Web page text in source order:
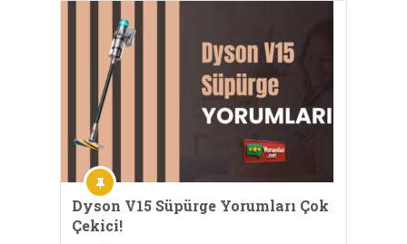
Dyson V15 Süpürge Yorumları Çok
Çekici!